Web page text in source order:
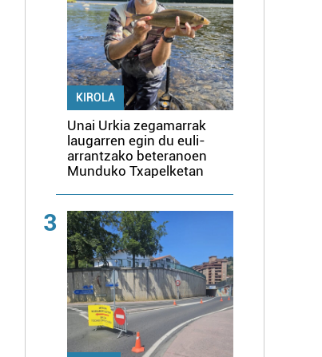
KIROLA
Unai Urkia zegamarrak
laugarren egin du euli-
arrantzako beteranoen
Munduko Txapelketan
3